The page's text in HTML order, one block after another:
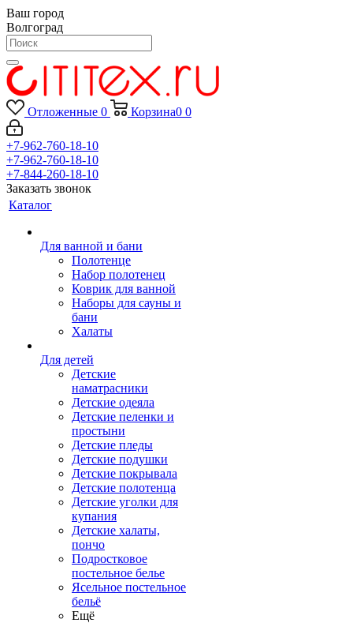
Ваш город
Волгоград
Отложенные 0 Корзина0 0
+7-962-760-18-10
+7-962-760-18-10
+7-844-260-18-10
Заказать звонок
Каталог
Для ванной и бани
Полотенце
Набор полотенец
Коврик для ванной
Наборы для сауны и
бани
Халаты
Для детей
Детские
наматрасники
Детские одеяла
Детские пеленки и
простыни
Детские пледы
Детские подушки
Детские покрывала
Детские полотенца
Детские уголки для
купания
Детские халаты,
пончо
Подростковое
постельное белье
Ясельное постельное
бельё
Ещё